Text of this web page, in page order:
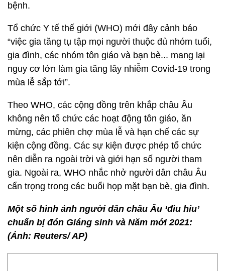
bệnh.
Tổ chức Y tế thế giới (WHO) mới đây cảnh báo
“việc gia tăng tụ tập mọi người thuộc đủ nhóm tuổi,
gia đình, các nhóm tôn giáo và bạn bè... mang lại
nguy cơ lớn làm gia tăng lây nhiễm Covid-19 trong
mùa lễ sắp tới”.
Theo WHO, các cộng đồng trên khắp châu Âu
không nên tổ chức các hoạt động tôn giáo, ăn
mừng, các phiên chợ mùa lễ và hạn chế các sự
kiện cộng đồng. Các sự kiện được phép tổ chức
nên diễn ra ngoài trời và giới hạn số người tham
gia. Ngoài ra, WHO nhắc nhở người dân châu Âu
cẩn trọng trong các buổi họp mặt bạn bè, gia đình.
Một số hình ảnh người dân châu Âu ‘đìu hiu’
chuẩn bị đón Giáng sinh và Năm mới 2021:
(Ảnh: Reuters/ AP)